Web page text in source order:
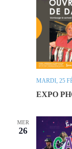
EXPO
MARDI, 25
MER
26